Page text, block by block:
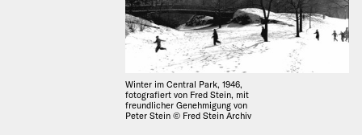
Winter im Central Park, 1946,
fotografiert von Fred Stein, mit
freundlicher Genehmigung von
Peter Stein © Fred Stein Archiv